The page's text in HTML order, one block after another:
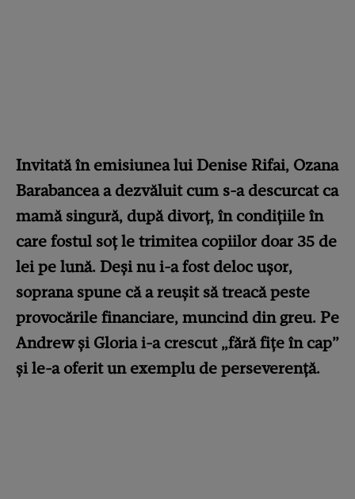
Invitată în emisiunea lui Denise Rifai, Ozana
Barabancea a dezvăluit cum s-a descurcat ca
mamă singură, după divorț, în condițiile în
care fostul soț le trimitea copiilor doar 35 de
lei pe lună. Deși nu i-a fost deloc ușor,
soprana spune că a reușit să treacă peste
provocările financiare, muncind din greu. Pe
Andrew și Gloria i-a crescut „fără fițe în cap”
și le-a oferit un exemplu de perseverență.